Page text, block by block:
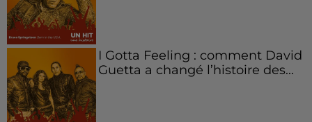
I Gotta Feeling : comment David
Guetta a changé l’histoire des...